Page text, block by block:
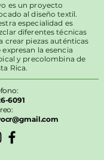
es un proyecto
al diseño textil.
especialidad es
diferentes técnicas
crear piezas auténticas
expresan la esencia
y precolombina de
Rica.
6091